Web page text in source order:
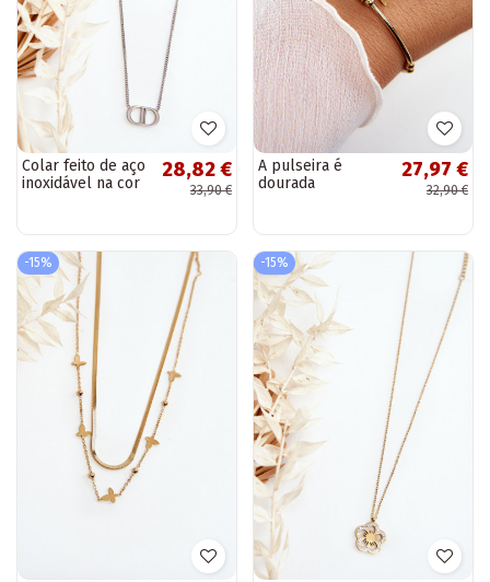
Colar feito de aço
inoxidável na cor
28,82 €
33,90 €
A pulseira é
dourada
27,97 €
32,90 €
-15% -15%